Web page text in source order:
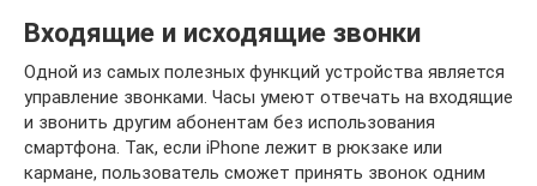
Входящие и исходящие звонки
Одной из самых полезных функций устройства является
управление звонками. Часы умеют отвечать на входящие
и звонить другим абонентам без использования
смартфона. Так, если iPhone лежит в рюкзаке или
кармане, пользователь сможет принять звонок одним